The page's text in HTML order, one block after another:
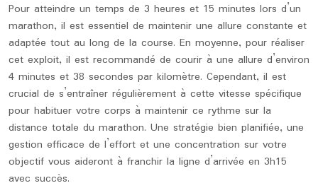
Pour atteindre un temps de 3 heures et 15 minutes lors d’un
marathon, il est essentiel de maintenir une allure constante et
adaptée tout au long de la course. En moyenne, pour réaliser
cet exploit, il est recommandé de courir à une allure d’environ
4 minutes et 38 secondes par kilomètre. Cependant, il est
crucial de s’entraîner régulièrement à cette vitesse spécifique
pour habituer votre corps à maintenir ce rythme sur la
distance totale du marathon. Une stratégie bien planifiée, une
gestion efficace de l’effort et une concentration sur votre
objectif vous aideront à franchir la ligne d’arrivée en 3h15
avec succès.